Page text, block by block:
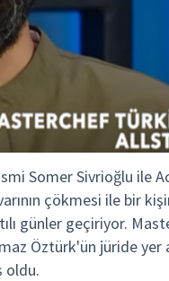
Somer Sivrioğlu ile
çökmesi ile bir
günler geçiriyor.
Öztürk'ün jüride
oldu.